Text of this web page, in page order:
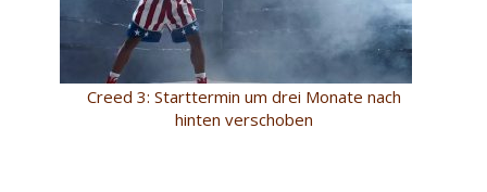
Creed 3: Starttermin um drei Monate nach
hinten verschoben